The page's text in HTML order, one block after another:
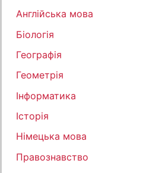
Англійська мова
Біологія
Географія
Геометрія
Інформатика
Історія
Німецька мова
Правознавство